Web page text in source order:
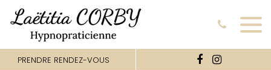
PRENDRE RENDEZ-VOUS
Panneau de gestion des cookies